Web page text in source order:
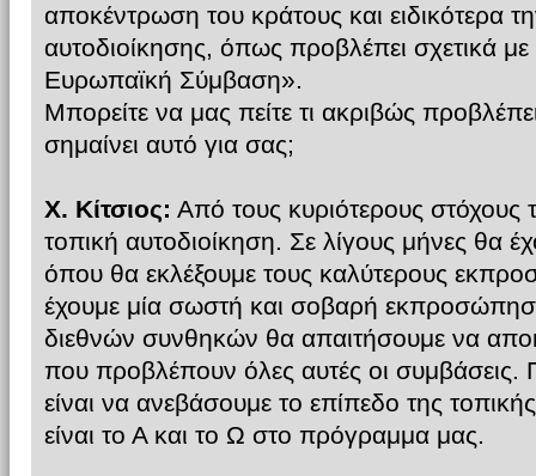
αποκέντρωση του κράτους και ειδικότερα
αυτοδιοίκησης, όπως προβλέπει σχετικά
Ευρωπαϊκή Σύμβαση».
Μπορείτε να μας πείτε τι ακριβώς
σημαίνει αυτό για σας;
Χ. Κίτσιος: Από τους κυριότερους στόχους
τοπική αυτοδιοίκηση. Σε λίγους μήνες θα
όπου θα εκλέξουμε τους καλύτερους
έχουμε μία σωστή και σοβαρή
διεθνών συνθηκών θα απαιτήσουμε να
που προβλέπουν όλες αυτές οι
είναι να ανεβάσουμε το επίπεδο της
είναι το Α και το Ω στο πρόγραμμα μας.